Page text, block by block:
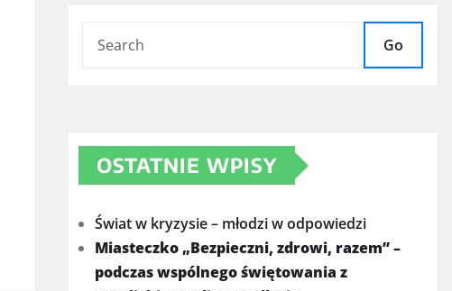
Go
OSTATNIE WPISY
Świat w kryzysie – młodzi w odpowiedzi
Miasteczko „Bezpieczni, zdrowi, razem” –
podczas wspólnego świętowania z